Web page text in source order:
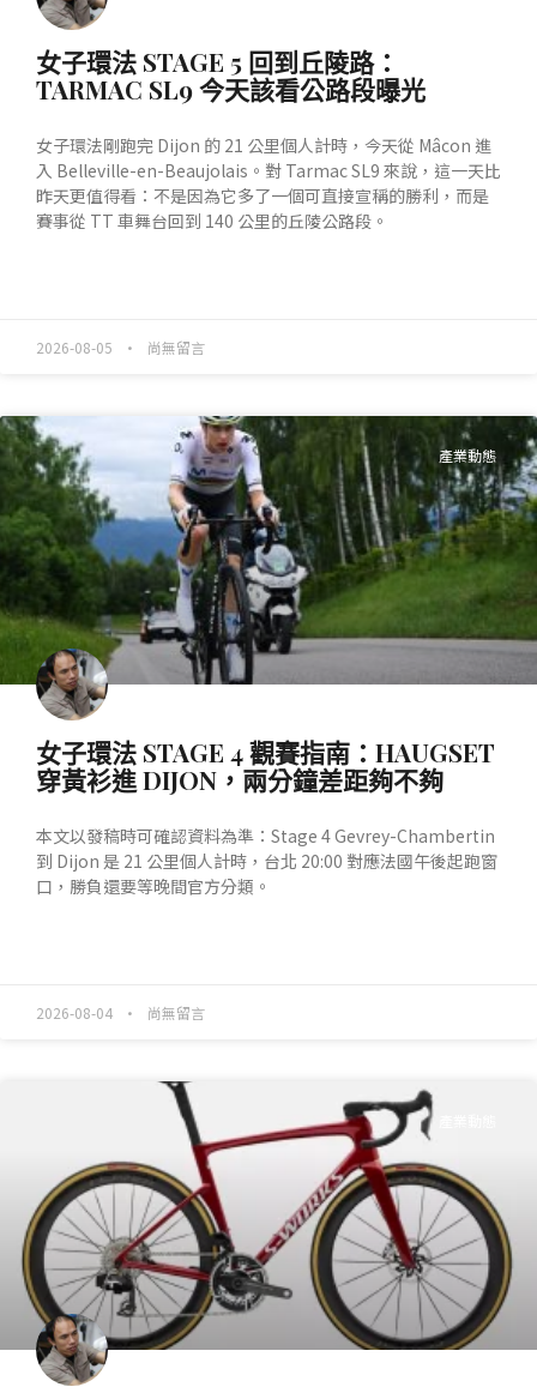
女子環法 STAGE 5 回到丘陵路：
TARMAC SL9 今天該看公路段曝光
女子環法剛跑完 Dijon 的 21 公里個人計時，今天從 Mâcon 進
入 Belleville-en-Beaujolais。對 Tarmac SL9 來說，這一天比
昨天更值得看：不是因為它多了一個可直接宣稱的勝利，而是
賽事從 TT 車舞台回到 140 公里的丘陵公路段。
2026-08-05 尚無留言
產業動態
女子環法 STAGE 4 觀賽指南：HAUGSET
穿黃衫進 DIJON，兩分鐘差距夠不夠
本文以發稿時可確認資料為準：Stage 4 Gevrey-Chambertin
到 Dijon 是 21 公里個人計時，台北 20:00 對應法國午後起跑窗
口，勝負還要等晚間官方分類。
2026-08-04 尚無留言